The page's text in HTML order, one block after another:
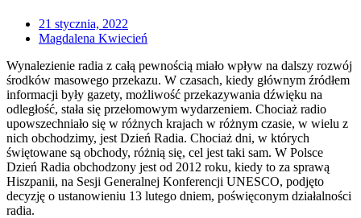
21 stycznia, 2022
Magdalena Kwiecień
Wynalezienie radia z całą pewnością miało wpływ na dalszy rozwój
środków masowego przekazu. W czasach, kiedy głównym źródłem
informacji były gazety, możliwość przekazywania dźwięku na
odległość, stała się przełomowym wydarzeniem. Chociaż radio
upowszechniało się w różnych krajach w różnym czasie, w wielu z
nich obchodzimy, jest Dzień Radia. Chociaż dni, w których
świętowane są obchody, różnią się, cel jest taki sam. W Polsce
Dzień Radia obchodzony jest od 2012 roku, kiedy to za sprawą
Hiszpanii, na Sesji Generalnej Konferencji UNESCO, podjęto
decyzję o ustanowieniu 13 lutego dniem, poświęconym działalności
radia.